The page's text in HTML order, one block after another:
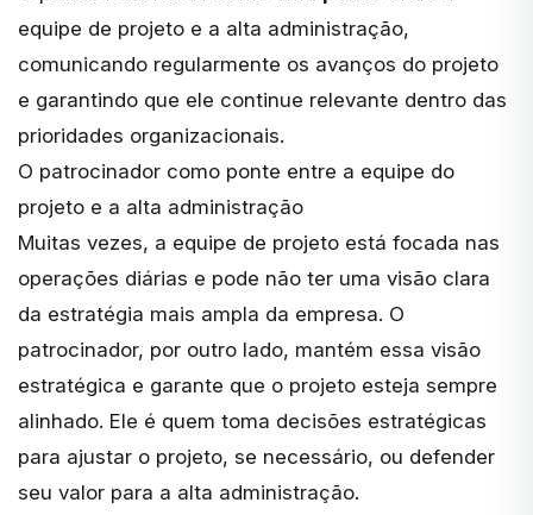
equipe de projeto e a alta administração,
comunicando regularmente os avanços do projeto
e garantindo que ele continue relevante dentro das
prioridades organizacionais.
O patrocinador como ponte entre a equipe do
projeto e a alta administração
Muitas vezes, a equipe de projeto está focada nas
operações diárias e pode não ter uma visão clara
da estratégia mais ampla da empresa. O
patrocinador, por outro lado, mantém essa visão
estratégica e garante que o projeto esteja sempre
alinhado. Ele é quem toma decisões estratégicas
para ajustar o projeto, se necessário, ou defender
seu valor para a alta administração.